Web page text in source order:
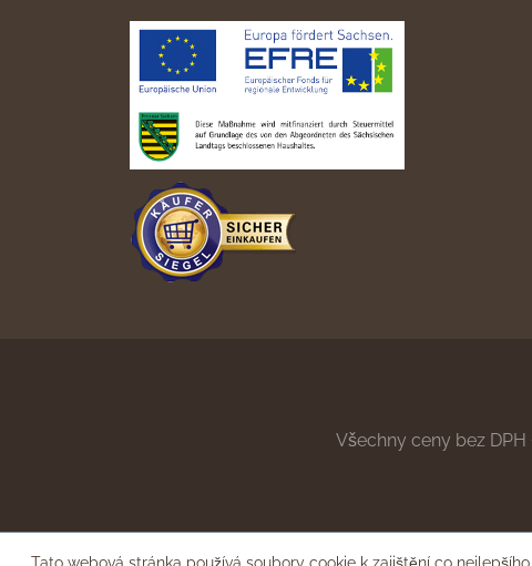
Všechny ceny bez DPH
Tato webová stránka používá soubory cookie k zajištění co nejlepšího